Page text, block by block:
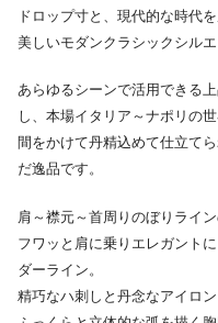
ドロップ寸と、現代的な時代
美しいモダンクラシックシルエ
あらゆるシーンで活用できる
し、本場イタリア～ナポリの
間をかけて丹精込めて仕立て
だ逸品です。
肩～襟元～首周りのぼりライ
フワッと肩に乗りエレガント
ダーライン。
精巧なハ刺しと丹念なアイロ